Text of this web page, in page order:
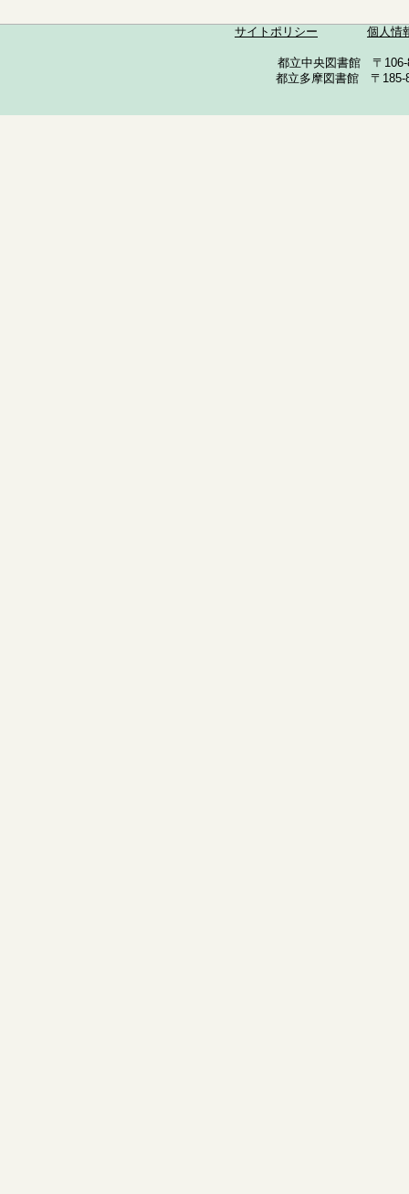
サイトポリシー 個人情
都立中央図書館 〒
都立多摩図書館 〒185-